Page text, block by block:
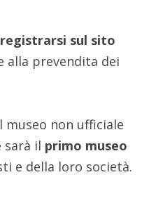
registrarsi sul sito
alla prevendita dei
museo non ufficiale
sarà il primo museo
e della loro società.